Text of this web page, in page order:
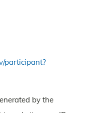
participant?
by the